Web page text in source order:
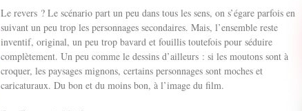
Le revers ? Le scénario part un peu dans tous les sens, on s’égare parfois en
suivant un peu trop les personnages secondaires. Mais, l’ensemble reste
inventif, original, un peu trop bavard et fouillis toutefois pour séduire
complètement. Un peu comme le dessins d’ailleurs : si les moutons sont à
croquer, les paysages mignons, certains personnages sont moches et
caricaturaux. Du bon et du moins bon, à l’image du film.